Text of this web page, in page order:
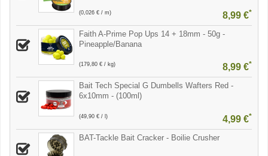
(0,026 € / m) 8,99 €*
Faith A-Prime Pop Ups 14 + 18mm - 50g -
Pineapple/Banana
(179,80 € / kg) 8,99 €*
Bait Tech Special G Dumbells Wafters Red -
6x10mm - (100ml)
(49,90 € / l) 4,99 €*
BAT-Tackle Bait Cracker - Boilie Crusher